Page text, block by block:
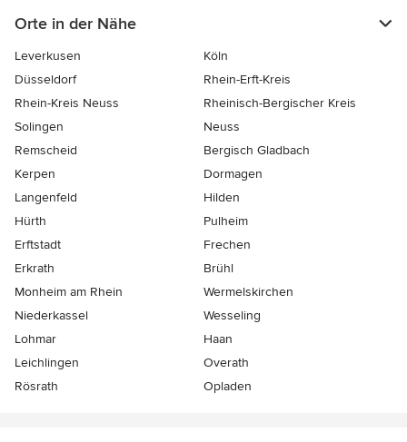
Orte in der Nähe
Leverkusen
Köln
Düsseldorf
Rhein-Erft-Kreis
Rhein-Kreis Neuss
Rheinisch-Bergischer Kreis
Solingen
Neuss
Remscheid
Bergisch Gladbach
Kerpen
Dormagen
Langenfeld
Hilden
Hürth
Pulheim
Erftstadt
Frechen
Erkrath
Brühl
Monheim am Rhein
Wermelskirchen
Niederkassel
Wesseling
Lohmar
Haan
Leichlingen
Overath
Rösrath
Opladen